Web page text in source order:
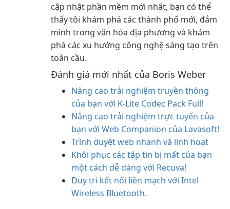
cập nhật phần mềm mới nhất, bạn có thể
thấy tôi khám phá các thành phố mới, đắm
mình trong văn hóa địa phương và khám
phá các xu hướng công nghệ sáng tạo trên
toàn cầu.
Đánh giá mới nhất của Boris Weber
Nâng cao trải nghiệm truyền thông
của bạn với K-Lite Codec Pack Full!
Nâng cao trải nghiệm trực tuyến của
bạn với Web Companion của Lavasoft!
Trình duyệt web nhanh và linh hoạt
Khôi phục các tập tin bị mất của bạn
một cách dễ dàng với Recuva!
Duy trì kết nối liền mạch với Intel
Wireless Bluetooth.